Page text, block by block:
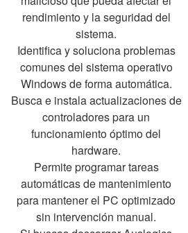
rendimiento y la seguridad del
sistema.
Identifica y soluciona problemas
comunes del sistema operativo
Windows de forma automática.
Busca e instala actualizaciones de
controladores para un
funcionamiento óptimo del
hardware.
Permite programar tareas
automáticas de mantenimiento
para mantener el PC optimizado
sin intervención manual.